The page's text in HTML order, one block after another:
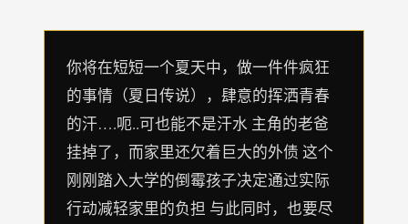
你将在短短一个夏天中，做一件件疯狂
的事情（夏日传说），肆意的挥洒青春
的汗….呃..可也能不是汗水 主角的老爸
挂掉了，而家里还欠着巨大的外债 这个
刚刚踏入大学的倒霉孩子决定通过实际
行动减轻家里的负担 与此同时，也要尽